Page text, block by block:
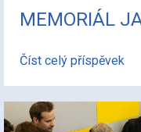
MEMORIÁL
Číst celý příspěvek